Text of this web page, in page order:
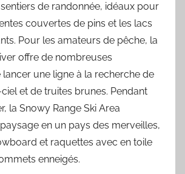
de randonnée, idéaux pour
couvertes de pins et les lacs
Pour les amateurs de pêche, la
offre de nombreuses
lancer une ligne à la recherche de
et de truites brunes. Pendant
la Snowy Range Ski Area
en un pays des merveilles,
et raquettes avec en toile
enneigés.